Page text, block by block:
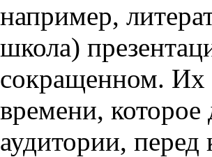
например,
школа)
сокращенном. Их
времени, которое
аудитории,